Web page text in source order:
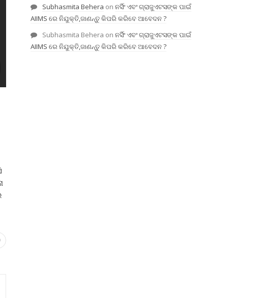
Subhasmita Behera on ନର୍ସିଂ ଏବଂ ଗ୍ରାଜୁଏଟସଙ୍କ ପାଇଁ
AIIMS ରେ ନିଯୁକ୍ତି,ଜାଣନ୍ତୁ କିପରି କରିବେ ଆବେଦନ ?
Subhasmita Behera on ନର୍ସିଂ ଏବଂ ଗ୍ରାଜୁଏଟସଙ୍କ ପାଇଁ
AIIMS ରେ ନିଯୁକ୍ତି,ଜାଣନ୍ତୁ କିପରି କରିବେ ଆବେଦନ ?